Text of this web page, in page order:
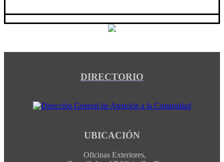
DIRECTORIO
UBICACIÓN
Oficinas Exteriores,